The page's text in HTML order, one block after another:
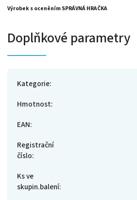
Výrobek s oceněním SPRÁVNÁ HRAČKA
Doplňkové parametry
Kategorie:
Hmotnost:
EAN:
Registrační
číslo:
Ks ve
skupin.balení: